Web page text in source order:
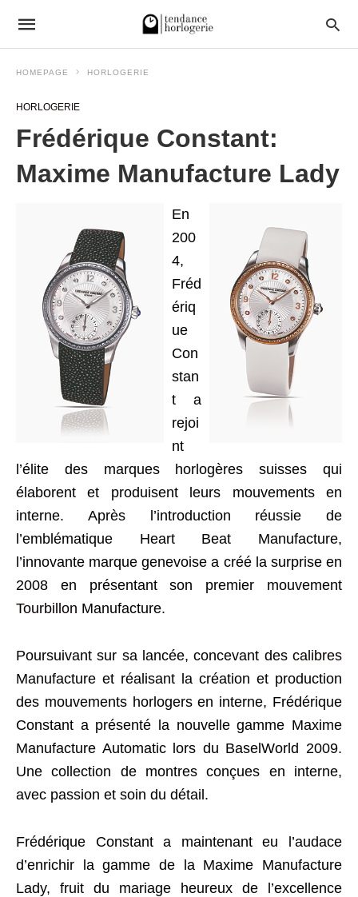
HOMEPAGE HORLOGERIE
HORLOGERIE
Frédérique Constant:
Maxime Manufacture Lady
En
200
4,
Fréd
ériq
ue
Con
stan
t a
rejoi
nt
l’élite des marques horlogères suisses qui
élaborent et produisent leurs mouvements en
interne. Après l’introduction réussie de
l’emblématique Heart Beat Manufacture,
l’innovante marque genevoise a créé la surprise en
2008 en présentant son premier mouvement
Tourbillon Manufacture.
Poursuivant sur sa lancée, concevant des calibres
Manufacture et réalisant la création et production
des mouvements horlogers en interne, Frédérique
Constant a présenté la nouvelle gamme Maxime
Manufacture Automatic lors du BaselWorld 2009.
Une collection de montres conçues en interne,
avec passion et soin du détail.
Frédérique Constant a maintenant eu l’audace
d’enrichir la gamme de la Maxime Manufacture
Lady, fruit du mariage heureux de l’excellence